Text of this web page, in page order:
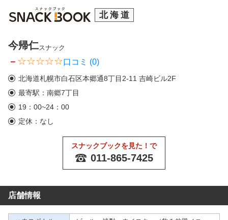
北海道
今帰仁スナック
－ 口コミ (0)
北海道札幌市白石区本郷通8丁目2-11 吉崎ビル2F
最寄駅：南郷7丁目
19：00~24：00
定休：なし
スナックブックを見た！で
011-865-7425
店舗情報